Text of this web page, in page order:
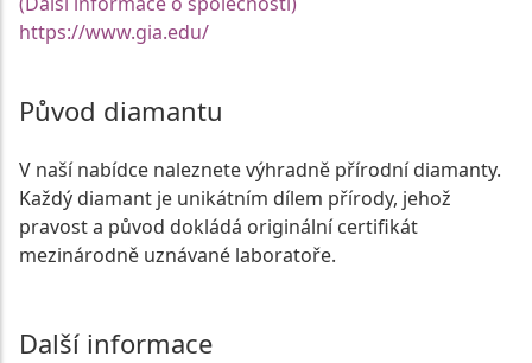
https://www.gia.edu/
Původ diamantu
V naší nabídce naleznete výhradně přírodní diamanty.
Každý diamant je unikátním dílem přírody, jehož
pravost a původ dokládá originální certifikát
mezinárodně uznávané laboratoře.
Další informace